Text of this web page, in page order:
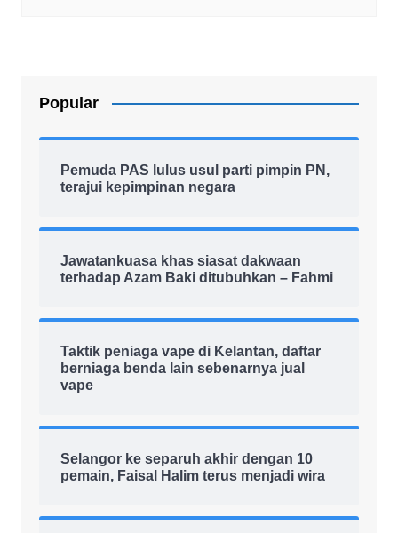
Popular
Pemuda PAS lulus usul parti pimpin PN,
terajui kepimpinan negara
Jawatankuasa khas siasat dakwaan
terhadap Azam Baki ditubuhkan – Fahmi
Taktik peniaga vape di Kelantan, daftar
berniaga benda lain sebenarnya jual
vape
Selangor ke separuh akhir dengan 10
pemain, Faisal Halim terus menjadi wira